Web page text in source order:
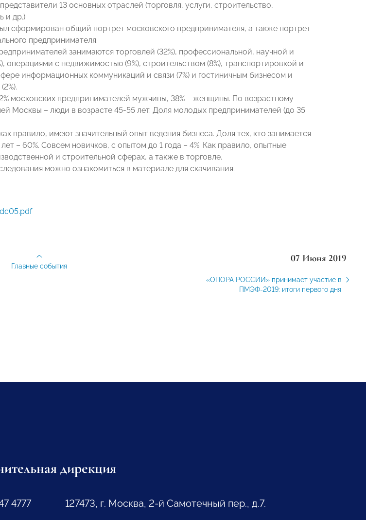
13 основных отраслей (торговля, услуги, строительство,
и др.).
сформирован общий портрет московского предпринимателя, а также портрет
предпринимателя.
занимаются торговлей (32%), профессиональной, научной и
операциями с недвижимостью (9%), строительством (8%), транспортировкой и
информационных коммуникаций и связи (7%) и гостиничным бизнесом и
московских предпринимателей мужчины, 38% – женщины. По возрастному
Москвы – люди в возрасте 45-55 лет. Доля молодых предпринимателей (до 35
правило, имеют значительный опыт ведения бизнеса. Доля тех, кто занимается
– 60%. Совсем новичков, с опытом до 1 года – 4%. Как правило, опытные
и строительной сферах, а также в торговле.
можно ознакомиться в материале для скачивания.
07 Июня 2019
«ОПОРА РОССИИ» принимает участие в
ПМЭФ-2019: итоги первого дня
Главные события
дирекция
4777
127473, г. Москва, 2-й Самотечный пер., д.7.